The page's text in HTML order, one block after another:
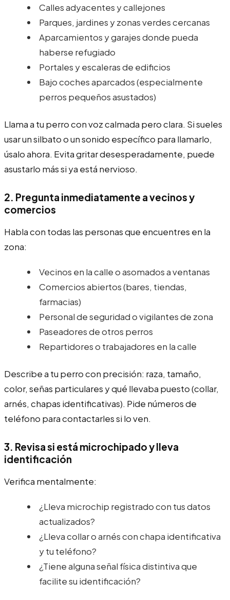
Calles adyacentes y callejones
Parques, jardines y zonas verdes cercanas
Aparcamientos y garajes donde pueda
haberse refugiado
Portales y escaleras de edificios
Bajo coches aparcados (especialmente
perros pequeños asustados)
Llama a tu perro con voz calmada pero clara. Si sueles
usar un silbato o un sonido específico para llamarlo,
úsalo ahora. Evita gritar desesperadamente, puede
asustarlo más si ya está nervioso.
2. Pregunta inmediatamente a vecinos y
comercios
Habla con todas las personas que encuentres en la
zona:
Vecinos en la calle o asomados a ventanas
Comercios abiertos (bares, tiendas,
farmacias)
Personal de seguridad o vigilantes de zona
Paseadores de otros perros
Repartidores o trabajadores en la calle
Describe a tu perro con precisión: raza, tamaño,
color, señas particulares y qué llevaba puesto (collar,
arnés, chapas identificativas). Pide números de
teléfono para contactarles si lo ven.
3. Revisa si está microchipado y lleva
identificación
Verifica mentalmente:
¿Lleva microchip registrado con tus datos
actualizados?
¿Lleva collar o arnés con chapa identificativa
y tu teléfono?
¿Tiene alguna señal física distintiva que
facilite su identificación?